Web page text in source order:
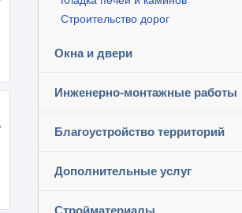
Строительство дорог
Окна и двери
Инженерно-монтажные работы
Благоустройство территорий
Дополнительные услуг
Стройматериалы